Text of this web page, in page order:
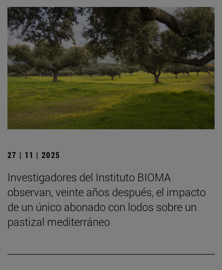
27 | 11 | 2025
Investigadores del Instituto BIOMA
observan, veinte años después, el impacto
de un único abonado con lodos sobre un
pastizal mediterráneo